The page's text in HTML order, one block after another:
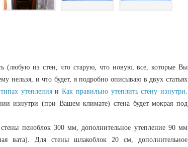
(любую из стен, что старую, что новую, все, которые Вы
нельзя, и что будет, я подробно описываю в двух статьях
утепленияиКак правильно утеплить стену изнутри
изнутри (при Вашем климате) стена будет мокрая под
пеноблок 300 мм, дополнительное утепление 90 мм
вата). Для стены шлакоблок 20 см, дополнительное